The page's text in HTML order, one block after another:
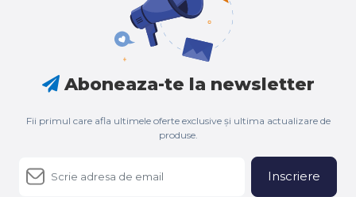
Aboneaza-te la newsletter
Fii primul care afla ultimele oferte exclusive și ultima actualizare de
produse.
Inscriere